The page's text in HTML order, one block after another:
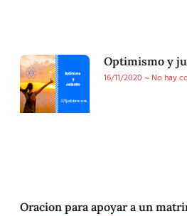
Optimismo y
16/11/2020
No hay
Oracion para apoyar a un